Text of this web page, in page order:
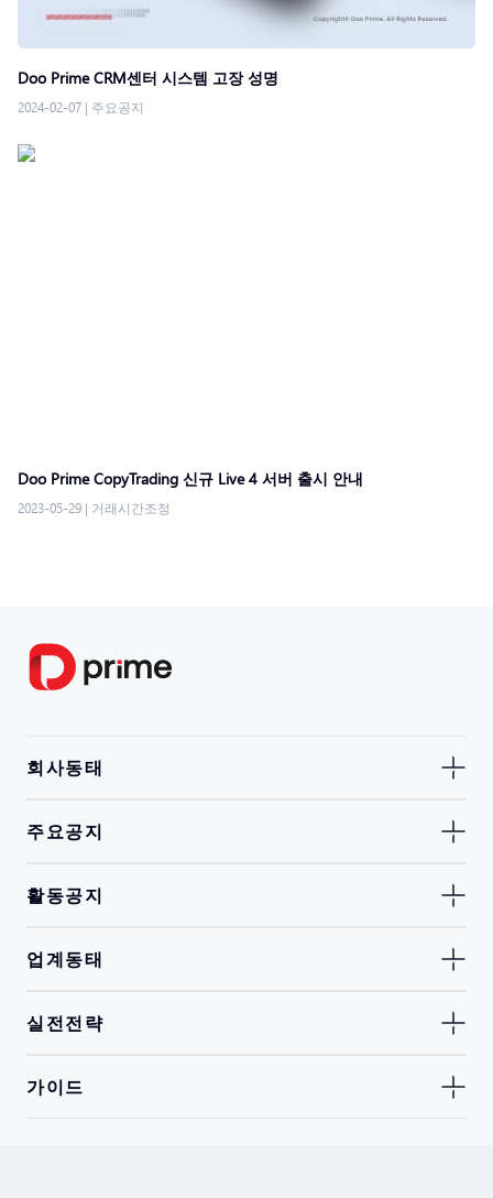
Doo Prime CRM센터 시스템 고장 성명
2024-02-07 | 주요공지
Doo Prime CopyTrading ​신규 Live 4 서버 출시 안내​
2023-05-29 | 거래시간조정
회사동태
주요공지
활동공지
업계동태
실전전략
가이드